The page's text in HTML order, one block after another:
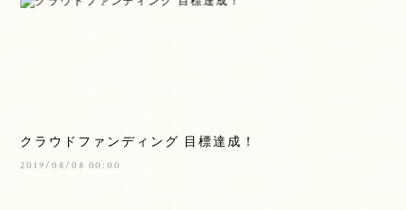
クラウドファンディング 目標達成！
2019/08/08 00:00